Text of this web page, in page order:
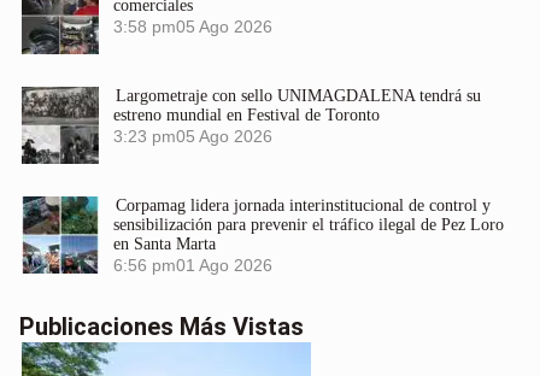
comerciales
3:58 pm05 Ago 2026
Largometraje con sello UNIMAGDALENA tendrá su
estreno mundial en Festival de Toronto
3:23 pm05 Ago 2026
Corpamag lidera jornada interinstitucional de control y
sensibilización para prevenir el tráfico ilegal de Pez Loro
en Santa Marta
6:56 pm01 Ago 2026
Publicaciones Más Vistas